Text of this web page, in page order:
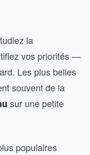
la
vos priorités —
Les plus belles
souvent de la
sur une petite
populaires